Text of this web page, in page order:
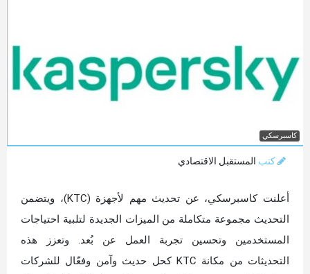
كاسبرسكي
كتب المستقبل الاقتصادي
أعلنت كاسبرسكي، عن تحديث مهم لأجهزة (KTC)، ويتضمن
التحديث مجموعة متكاملة من الميزات الجديدة لتلبية احتياجات
المستخدمين وتحسين تجربة العمل عن بُعد. وتعزز هذه
التحديثات من مكانة KTC كحل حديث وآمن وفعّال للشركات